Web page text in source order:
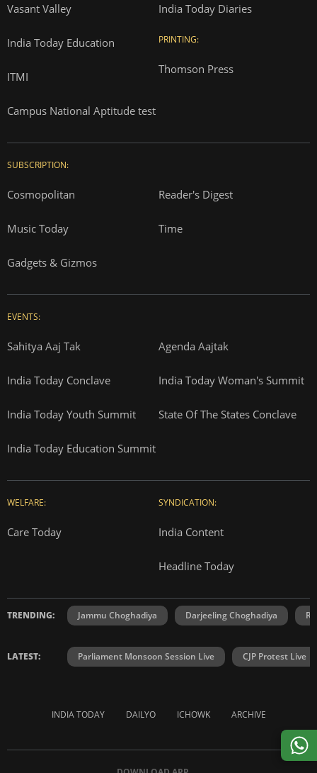
Vasant Valley
India Today Education
ITMI
Campus National Aptitude test
India Today Diaries
PRINTING:
Thomson Press
SUBSCRIPTION:
Cosmopolitan Reader's Digest
Music Today Time
Gadgets & Gizmos
EVENTS:
Sahitya Aaj Tak Agenda Aajtak
India Today Conclave India Today Woman's Summit
India Today Youth Summit State Of The States Conclave
India Today Education Summit
WELFARE:
Care Today
SYNDICATION:
India Content
Headline Today
TRENDING: Jammu Choghadiya Darjeeling Choghadiya
LATEST: Parliament Monsoon Session Live CJP Protest Live
INDIA TODAY DAILYO ICHOWK ARCHIVE